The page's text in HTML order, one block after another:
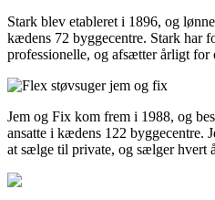
Stark blev etableret i 1896, og
kædens 72 byggecentre. Stark har
professionelle, og afsætter årligt for
Jem og Fix kom frem i 1988, og
ansatte i kædens 122 byggecentre.
at sælge til private, og sælger hvert